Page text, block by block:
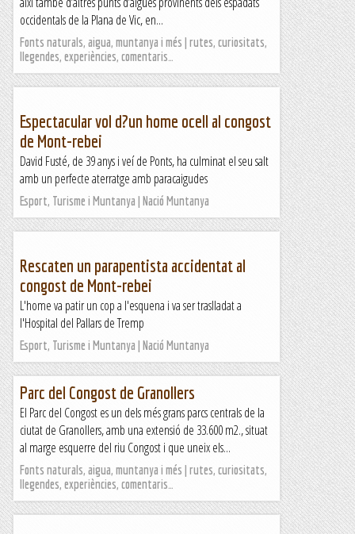
occidentals de la Plana de Vic, en...
Fonts naturals, aigua, muntanya i més | rutes, curiositats,
llegendes, experiències, comentaris…
Espectacular vol d?un home ocell al congost
de Mont-rebei
David Fusté, de 39 anys i veí de Ponts, ha culminat el seu salt
amb un perfecte aterratge amb paracaigudes
Esport, Turisme i Muntanya | Nació Muntanya
Rescaten un parapentista accidentat al
congost de Mont-rebei
L'home va patir un cop a l'esquena i va ser traslladat a
l'Hospital del Pallars de Tremp
Esport, Turisme i Muntanya | Nació Muntanya
Parc del Congost de Granollers
El Parc del Congost es un dels més grans parcs centrals de la
ciutat de Granollers, amb una extensió de 33.600 m2., situat
al marge esquerre del riu Congost i que uneix els...
Fonts naturals, aigua, muntanya i més | rutes, curiositats,
llegendes, experiències, comentaris…